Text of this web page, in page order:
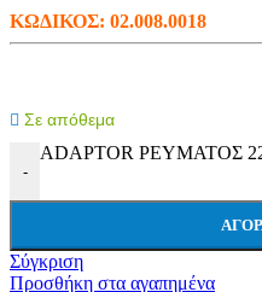
ΚΩΔΙΚΟΣ: 02.008.0018
Σε απόθεμα
-
ADAPTOR ΡΕΥΜΑΤΟΣ
Σύγκριση
Προσθήκη στα αγαπημένα